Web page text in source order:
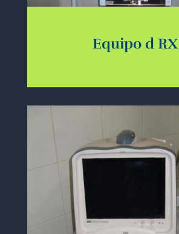
Equipo d RX